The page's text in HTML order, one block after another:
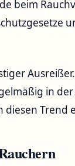
beim
in
diesen Trend